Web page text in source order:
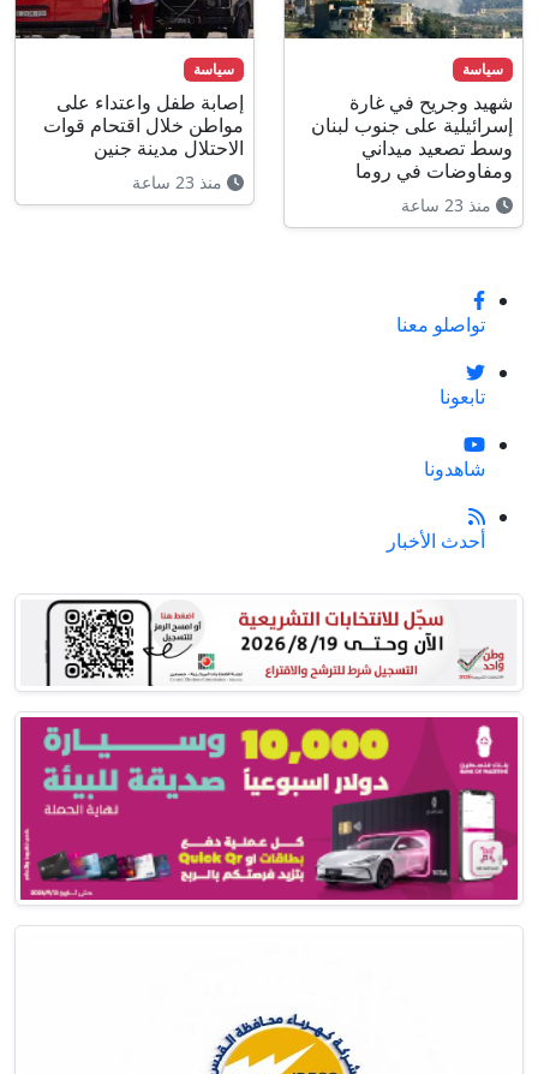
سياسة
شهيد وجريح في غارة
إسرائيلية على جنوب لبنان
وسط تصعيد ميداني
ومفاوضات في روما
منذ 23 ساعة
سياسة
إصابة طفل واعتداء على
مواطن خلال اقتحام قوات
الاحتلال مدينة جنين
منذ 23 ساعة
تواصلو معنا
تابعونا
شاهدونا
أحدث الأخبار